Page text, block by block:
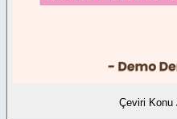
Çeviri Konu